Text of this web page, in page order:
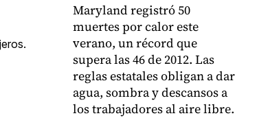
Maryland registró 50
muertes por calor este
verano, un récord que
supera las 46 de 2012. Las
reglas estatales obligan a dar
agua, sombra y descansos a
los trabajadores al aire libre.